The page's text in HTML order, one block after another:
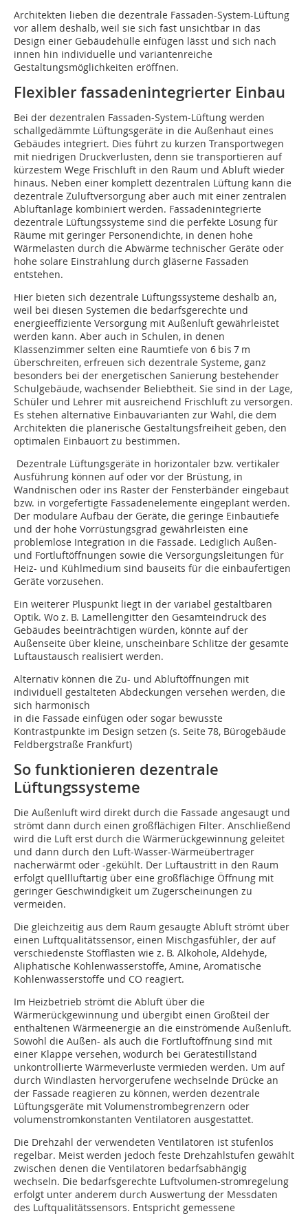
Architekten lieben die dezentrale Fassaden-System-Lüftung
vor allem deshalb, weil sie sich fast unsichtbar in das
Design einer Gebäudehülle einfügen lässt und sich nach
innen hin individuelle und variantenreiche
Gestaltungsmöglichkeiten eröffnen.
Flexibler fassadenintegrierter Einbau
Bei der dezentralen Fassaden-System-Lüftung werden
schallgedämmte Lüftungsgeräte in die Außenhaut eines
Gebäudes integriert. Dies führt zu kurzen Transportwegen
mit nie­drigen Druckverlusten, denn sie transportieren auf
kürzestem Wege Frischluft in den Raum und Abluft wieder
hinaus. Neben einer komplett dezentralen Lüftung kann die
dezentrale Zuluftversorgung aber auch mit einer zentralen
Abluftanlage kombiniert werden. Fassadenintegrierte
dezentrale Lüftungssys­teme sind die perfekte Lösung für
Räume mit geringer Personendichte, in denen hohe
Wärmelasten durch die Abwärme technischer Geräte oder
hohe solare Einstrahlung durch gläserne Fassaden
entstehen.
Hier bieten sich dezentrale Lüftungssys­teme deshalb an,
weil bei diesen Systemen die bedarfsgerechte und
energieeffiziente Versorgung mit Außenluft gewährleistet
werden kann. Aber auch in Schulen, in denen
Klassenzimmer selten eine Raumtiefe von 6 bis 7 m
überschreiten, erfreuen sich dezentrale Systeme, ganz
besonders bei der energetischen Sanierung bestehender
Schulgebäude, wachsender Beliebtheit. Sie sind in der Lage,
Schüler und Lehrer mit ausreichend Frischluft zu versorgen.
Es stehen alternative Einbauvarianten zur Wahl, die dem
Architekten die planerische Gestaltungsfreiheit geben, den
optimalen Einbauort zu bestimmen.
Dezentrale Lüftungsgeräte in horizontaler bzw. vertikaler
Ausführung können auf oder vor der Brüstung, in
Wandnischen oder ins Raster der Fensterbänder eingebaut
bzw. in vorgefertigte Fassaden­elemente eingeplant werden.
Der modulare Aufbau der Geräte, die geringe Einbautiefe
und der hohe Vorrüs­tungsgrad gewährleisten eine
problemlose Integra­tion in die Fassade. Lediglich Außen-
und Fortluftöffnungen sowie die Versorgungsleitungen für
Heiz- und Kühlmedium sind bau­seits für die einbaufertigen
Geräte vorzusehen.
Ein weiterer Pluspunkt liegt in der variabel gestaltbaren
Optik. Wo z. B. Lamellengitter den Gesamteindruck des
Gebäudes beeinträchtigen würden, könnte auf der
Außenseite über kleine, unscheinbare Schlitze der gesamte
Luftaustausch realisiert werden.
Alternativ können die Zu- und Abluftöffnungen mit
individuell gestalteten Abdeckun­gen versehen werden, die
sich harmonisch
in die Fassade einfügen oder sogar bewusste
Kontrastpunkte im Design setzen (s. Seite 78, Bürogebäude
Feldbergstraße Frankfurt)
So funktionieren dezentrale
Lüftungssysteme
Die Außenluft wird direkt durch die Fassade angesaugt und
strömt dann durch einen groß­flächigen Filter. Anschließend
wird die Luft erst durch die Wärmerückgewinnung geleitet
und dann durch den Luft-Wasser-Wärmeübertrager
nacherwärmt oder -gekühlt. Der Luftaustritt in den Raum
erfolgt quellluftartig über eine großflächige Öffnung mit
geringer Geschwindigkeit um Zugerschei­nungen zu
vermeiden.
Die gleichzeitig aus dem Raum gesaugte Abluft strömt über
einen Luftqualitätssensor, einen Mischgasfühler, der auf
verschiedenste Stofflasten wie z. B. Alkohole, Aldehyde,
Aliphatische Kohlenwasserstoffe, Amine, Aromatische
Kohlenwasserstoffe und CO reagiert.
Im Heizbetrieb strömt die Abluft über die
Wärmerückgewinnung und übergibt einen Großteil der
enthaltenen Wärmeenergie an die einströmende Außenluft.
Sowohl die Außen- als auch die Fortluftöffnung sind mit
einer Klappe versehen, wodurch bei Gerätestillstand
unkontrollierte Wärmeverluste vermieden werden. Um auf
durch Windlasten hervorgerufene wechselnde Drücke an
der Fassade reagieren zu können, werden dezentrale
Lüftungsgeräte mit Volumenstrombegrenzern oder
volumenstromkonstanten Ventilatoren ausgestattet.
Die Drehzahl der verwendeten Ventilatoren ist stufenlos
regelbar. Meist werden jedoch feste Drehzahlstufen gewählt
zwischen denen die Ventilatoren bedarfsabhängig
wechseln. Die bedarfsgerechte Luftvolumen-strom­regelung
erfolgt unter anderem durch Auswertung der Messdaten
des Luftqualitäts­sensors. Entspricht gemessene